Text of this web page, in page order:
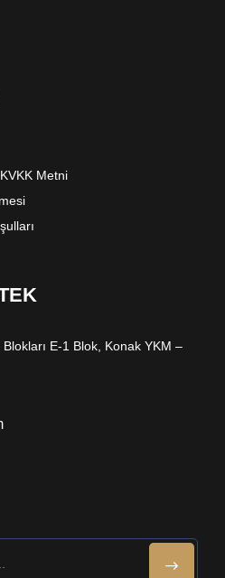
Metni
E-1 Blok, Konak YKM –